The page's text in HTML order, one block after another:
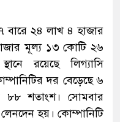
বারে ২৪ লাখ ৪ হাজার
মূল্য ১৩ কোটি ২৬
রয়েছে লিগ্যাসি
দর বেড়েছে ৬
শতাংশ। সোমবার
হয়। কোম্পানিটি